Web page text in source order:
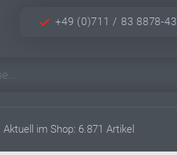
+49 (0)711 / 83 8878-43
Aktuell im Shop: 6.871 Artikel